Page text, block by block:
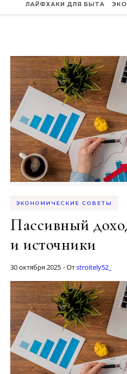
ЛАЙФХАКИ ДЛЯ БЫТА
ЭКОНОМИЧЕСКИЕ СОВЕТЫ
Пассивный
и источники
30 октября 2025 - Отstroitely52_